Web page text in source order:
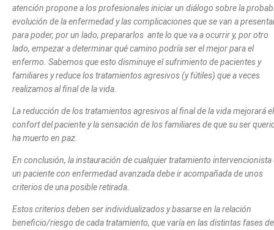
atención propone a los profesionales iniciar un diálogo sobre la
evolución de la enfermedad y las complicaciones que se van a
para poder, por un lado, prepararlos ante lo que va a ocurrir y, por otro
lado, empezar a determinar qué camino podría ser el mejor para el
enfermo. Sabemos que esto disminuye el sufrimiento de pacientes y
familiares y reduce los tratamientos agresivos (y fútiles) que a veces
realizamos al final de la vida.
La reducción de los tratamientos agresivos al final de la vida mejorará el
confort del paciente y la sensación de los familiares de que su ser
ha muerto en paz.
En conclusión, la instauración de cualquier tratamiento intervencionista
un paciente con enfermedad avanzada debe ir acompañada de unos
criterios de una posible retirada.
Estos criterios deben ser individualizados y basarse en la relación
beneficio/riesgo de cada tratamiento, que varía en las distintas fases